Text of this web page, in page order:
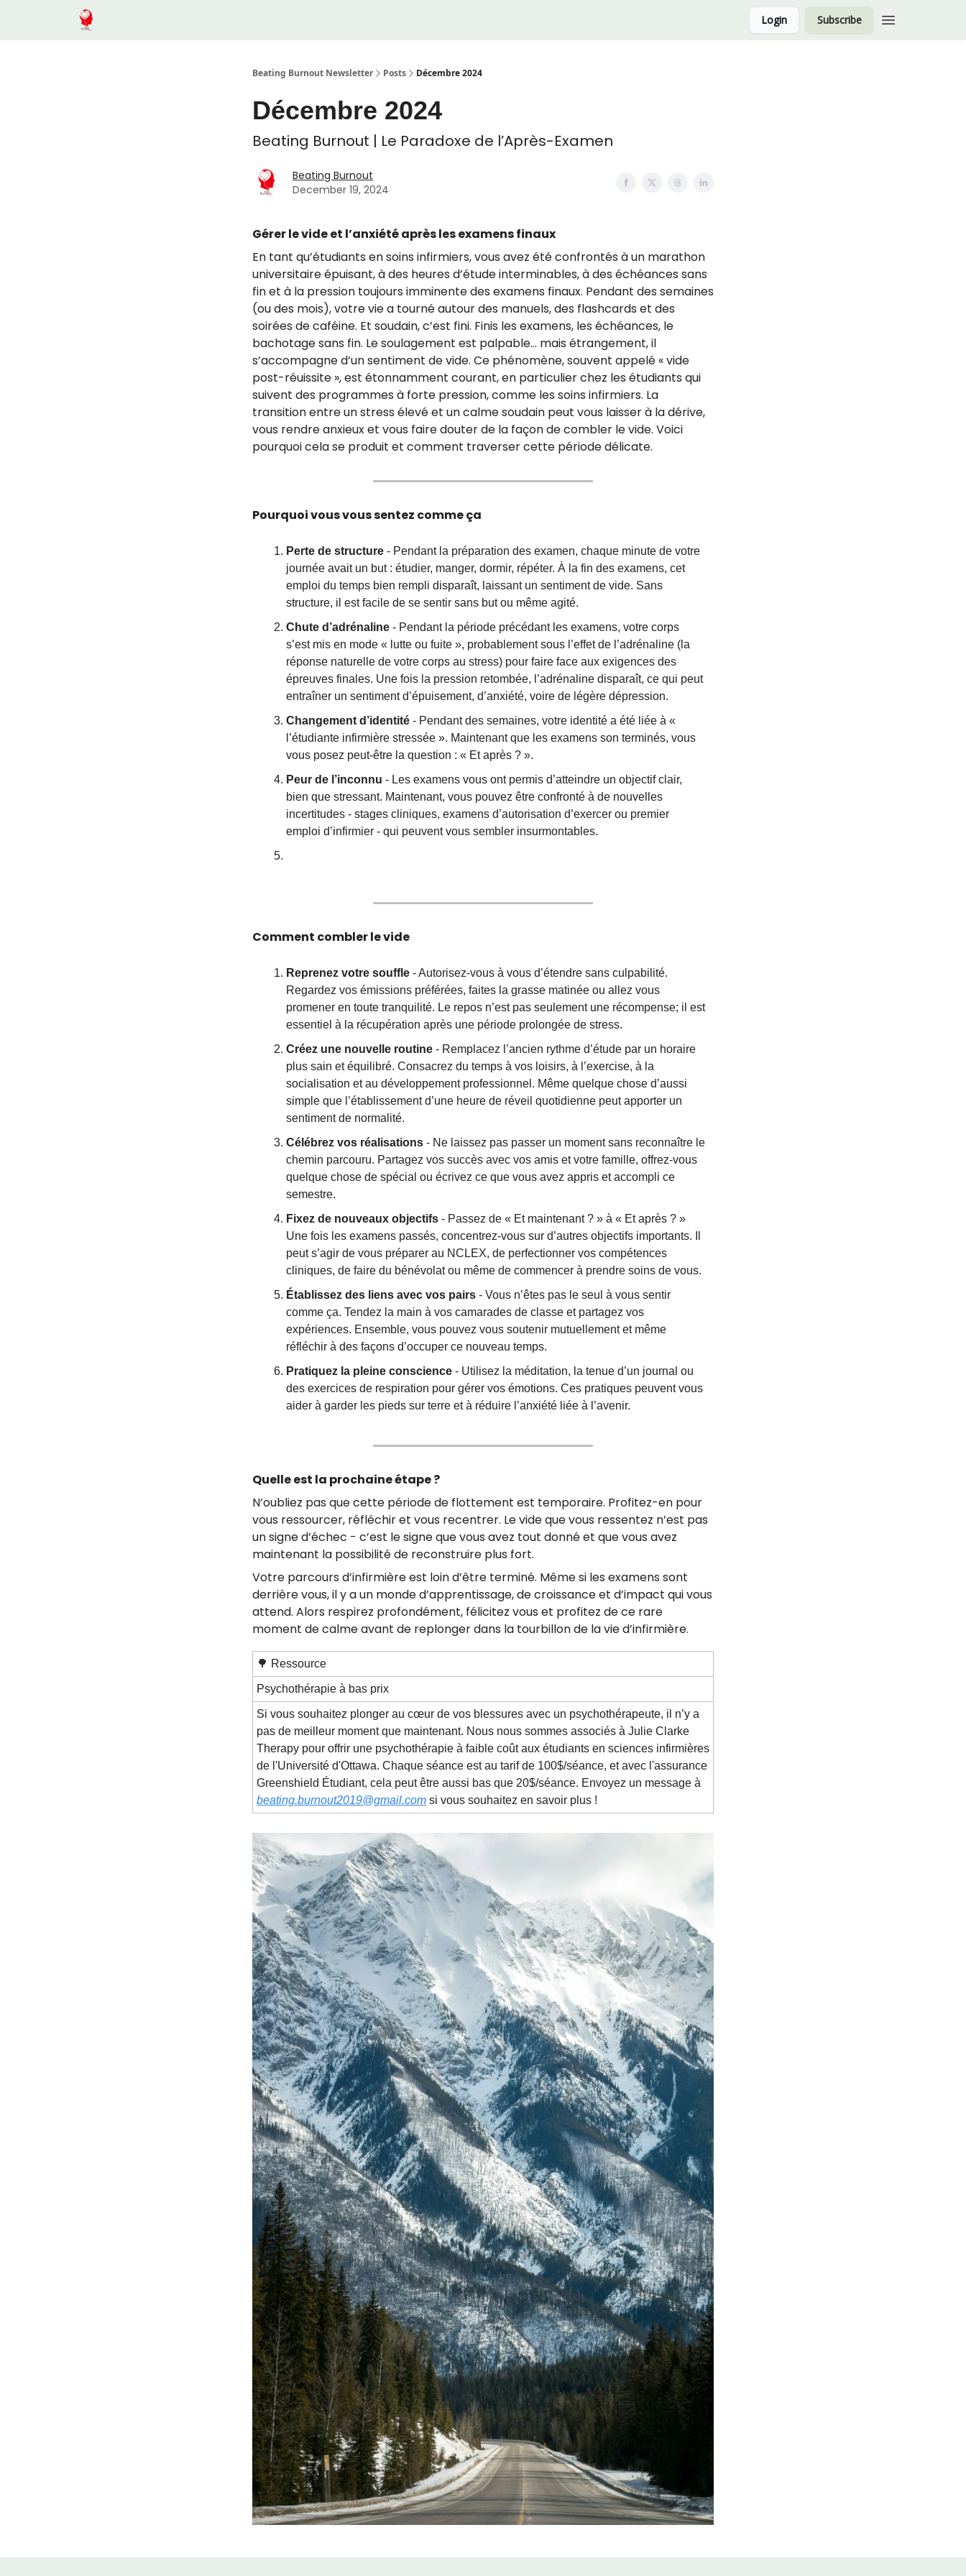
Login Subscribe
Beating Burnout Newsletter Posts Décembre 2024
Décembre 2024
Beating Burnout | Le Paradoxe de l’Après-Examen
Beating Burnout
December 19, 2024
Gérer le vide et l’anxiété après les examens finaux
En tant qu’étudiants en soins infirmiers, vous avez été confrontés à un marathon
universitaire épuisant, à des heures d’étude interminables, à des échéances sans
fin et à la pression toujours imminente des examens finaux. Pendant des semaines
(ou des mois), votre vie a tourné autour des manuels, des flashcards et des
soirées de caféine. Et soudain, c’est fini. Finis les examens, les échéances, le
bachotage sans fin. Le soulagement est palpable… mais étrangement, il
s’accompagne d’un sentiment de vide. Ce phénomène, souvent appelé « vide
post-réuissite », est étonnamment courant, en particulier chez les étudiants qui
suivent des programmes à forte pression, comme les soins infirmiers. La
transition entre un stress élevé et un calme soudain peut vous laisser à la dérive,
vous rendre anxieux et vous faire douter de la façon de combler le vide. Voici
pourquoi cela se produit et comment traverser cette période délicate.
Pourquoi vous vous sentez comme ça
Perte de structure - Pendant la préparation des examen, chaque minute de votre
journée avait un but : étudier, manger, dormir, répéter. À la fin des examens, cet
emploi du temps bien rempli disparaît, laissant un sentiment de vide. Sans
structure, il est facile de se sentir sans but ou même agité.
Chute d’adrénaline - Pendant la période précédant les examens, votre corps
s’est mis en mode « lutte ou fuite », probablement sous l’effet de l’adrénaline (la
réponse naturelle de votre corps au stress) pour faire face aux exigences des
épreuves finales. Une fois la pression retombée, l’adrénaline disparaît, ce qui peut
entraîner un sentiment d’épuisement, d’anxiété, voire de légère dépression.
Changement d’identité - Pendant des semaines, votre identité a été liée à «
l’étudiante infirmière stressée ». Maintenant que les examens son terminés, vous
vous posez peut-être la question : « Et après ? ».
Peur de l’inconnu - Les examens vous ont permis d’atteindre un objectif clair,
bien que stressant. Maintenant, vous pouvez être confronté à de nouvelles
incertitudes - stages cliniques, examens d’autorisation d’exercer ou premier
emploi d’infirmier - qui peuvent vous sembler insurmontables.
Comment combler le vide
Reprenez votre souffle - Autorisez-vous à vous d’étendre sans culpabilité.
Regardez vos émissions préférées, faites la grasse matinée ou allez vous
promener en toute tranquilité. Le repos n’est pas seulement une récompense; il est
essentiel à la récupération après une période prolongée de stress.
Créez une nouvelle routine - Remplacez l’ancien rythme d’étude par un horaire
plus sain et équilibré. Consacrez du temps à vos loisirs, à l’exercise, à la
socialisation et au développement professionnel. Même quelque chose d’aussi
simple que l’établissement d’une heure de réveil quotidienne peut apporter un
sentiment de normalité.
Célébrez vos réalisations - Ne laissez pas passer un moment sans reconnaître le
chemin parcouru. Partagez vos succès avec vos amis et votre famille, offrez-vous
quelque chose de spécial ou écrivez ce que vous avez appris et accompli ce
semestre.
Fixez de nouveaux objectifs - Passez de « Et maintenant ? » à « Et après ? »
Une fois les examens passés, concentrez-vous sur d’autres objectifs importants. Il
peut s’agir de vous préparer au NCLEX, de perfectionner vos compétences
cliniques, de faire du bénévolat ou même de commencer à prendre soins de vous.
Établissez des liens avec vos pairs - Vous n’êtes pas le seul à vous sentir
comme ça. Tendez la main à vos camarades de classe et partagez vos
expériences. Ensemble, vous pouvez vous soutenir mutuellement et même
réfléchir à des façons d’occuper ce nouveau temps.
Pratiquez la pleine conscience - Utilisez la méditation, la tenue d’un journal ou
des exercices de respiration pour gérer vos émotions. Ces pratiques peuvent vous
aider à garder les pieds sur terre et à réduire l’anxiété liée à l’avenir.
Quelle est la prochaine étape ?
N’oubliez pas que cette période de flottement est temporaire. Profitez-en pour
vous ressourcer, réfléchir et vous recentrer. Le vide que vous ressentez n’est pas
un signe d’échec - c’est le signe que vous avez tout donné et que vous avez
maintenant la possibilité de reconstruire plus fort.
Votre parcours d’infirmière est loin d’être terminé. Même si les examens sont
derrière vous, il y a un monde d’apprentissage, de croissance et d’impact qui vous
attend. Alors respirez profondément, félicitez vous et profitez de ce rare
moment de calme avant de replonger dans la tourbillon de la vie d’infirmière.
🌳 Ressource
Psychothérapie à bas prix
Si vous souhaitez plonger au cœur de vos blessures avec un psychothérapeute, il n’y a
pas de meilleur moment que maintenant. Nous nous sommes associés à Julie Clarke
Therapy pour offrir une psychothérapie à faible coût aux étudiants en sciences infirmières
de l'Université d'Ottawa. Chaque séance est au tarif de 100$/séance, et avec l'assurance
Greenshield Étudiant, cela peut être aussi bas que 20$/séance. Envoyez un message à
beating.burnout2019@gmail.com si vous souhaitez en savoir plus !